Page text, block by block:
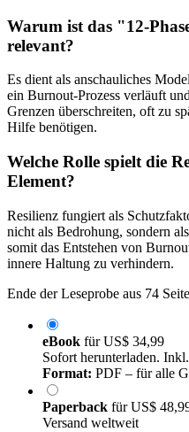
Warum ist das "12-
relevant?
Es dient als anschauliches
ein Burnout-Prozess verläuft
Grenzen überschreiten, oft zu
Hilfe benötigen.
Welche Rolle spielt die
Element?
Resilienz fungiert als
nicht als Bedrohung, sondern
somit das Entstehen von
innere Haltung zu verhindern.
Ende der Leseprobe aus 74
eBook fürUS$ 34,99
Sofort herunterladen.
Format: PDF – für alle
Paperback fürUS$
Versand weltweit